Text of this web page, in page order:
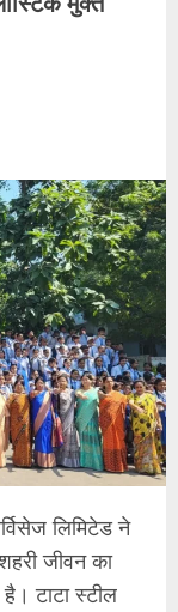
लिमिटेड ने
जीवन का
है। टाटा स्टील